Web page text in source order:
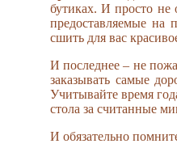
бутиках. И просто не
предоставляемые на
сшить для вас
И последнее – не
заказывать самые
Учитывайте время
стола за считанные
И обязательно